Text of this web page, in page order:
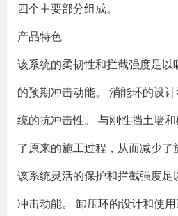
四个主要部分组成。
产品特色
该系统的柔韧性和拦截强度足
的预期冲击动能。 消能环的设
统的抗冲击性。 与刚性挡土墙
了原来的施工过程，从而减少了
该系统灵活的保护和拦截强度足
冲击动能。 卸压环的设计和使